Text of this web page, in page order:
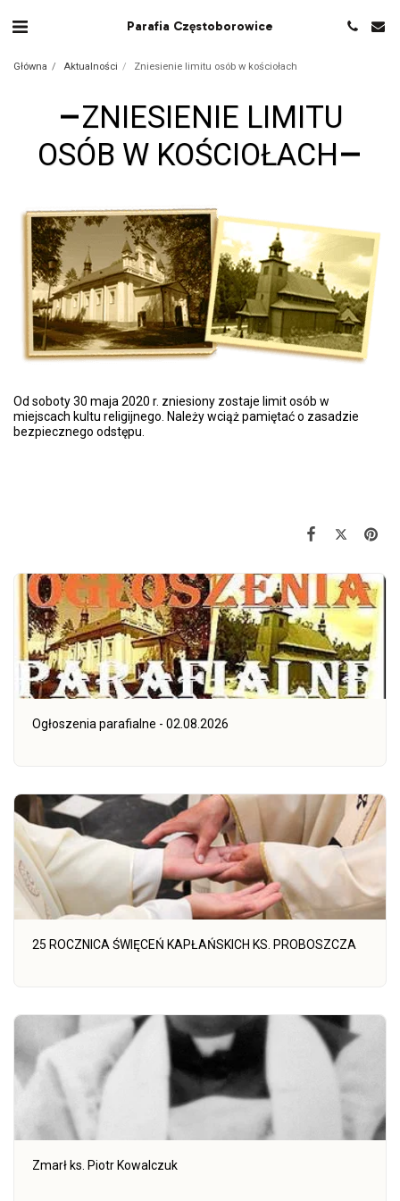
Parafia Częstoborowice
Główna Aktualności Zniesienie limitu osób w kościołach
ZNIESIENIE LIMITU
OSÓB W KOŚCIOŁACH
Od soboty 30 maja 2020 r. zniesiony zostaje limit osób w
miejscach kultu religijnego. Należy wciąż pamiętać o zasadzie
bezpiecznego odstępu.
Ogłoszenia parafialne - 02.08.2026
25 ROCZNICA ŚWIĘCEŃ KAPŁAŃSKICH KS. PROBOSZCZA
Zmarł ks. Piotr Kowalczuk